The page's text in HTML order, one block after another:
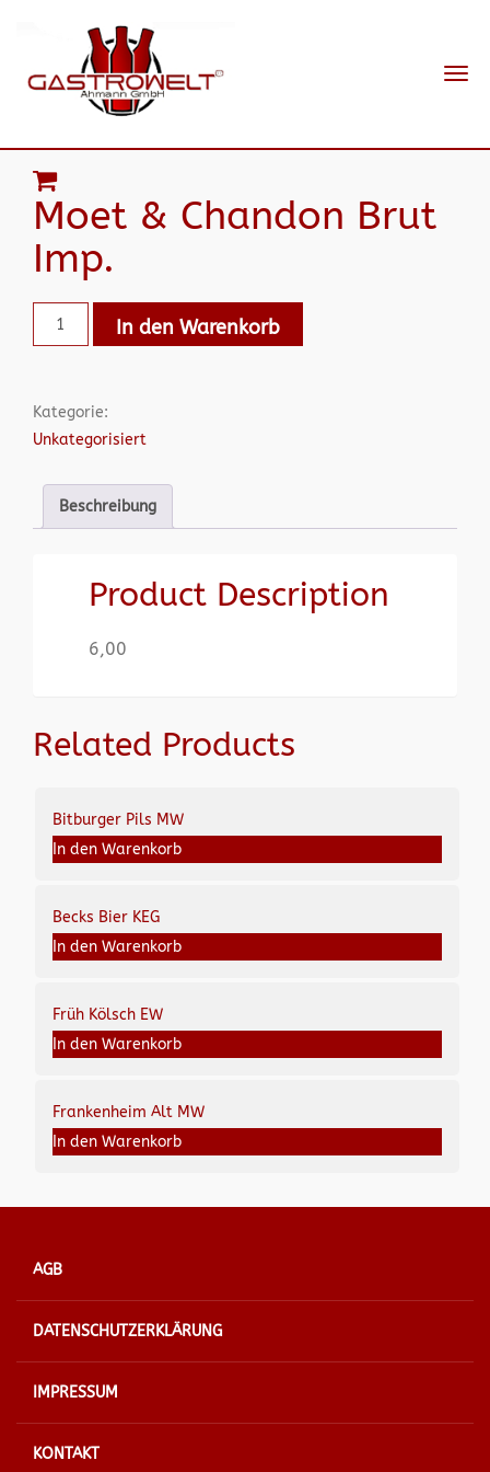
Moet & Chandon Brut
Imp.
In den Warenkorb
Kategorie:
Unkategorisiert
Beschreibung
Product Description
6,00
Related Products
Bitburger Pils MW
In den Warenkorb
Becks Bier KEG
In den Warenkorb
Früh Kölsch EW
In den Warenkorb
Frankenheim Alt MW
In den Warenkorb
AGB
DATENSCHUTZERKLÄRUNG
IMPRESSUM
KONTAKT